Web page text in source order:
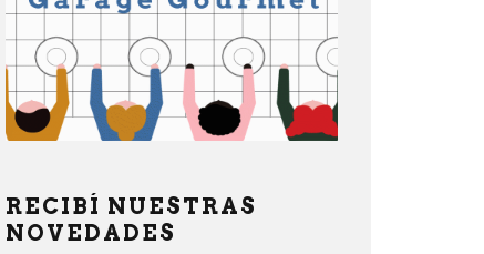
RECIBÍ NUESTRAS
NOVEDADES